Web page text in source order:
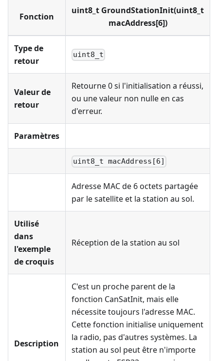
Fonction
uint8_t GroundStationInit(uint8_t
macAddress[6])
Type de
retour
uint8_t
Valeur de
retour
Retourne 0 si l'initialisation a réussi,
ou une valeur non nulle en cas
d'erreur.
Paramètres
uint8_t macAddress[6]
Adresse MAC de 6 octets partagée
par le satellite et la station au sol.
Utilisé
dans
l'exemple
de croquis
Réception de la station au sol
Description
C'est un proche parent de la
fonction CanSatInit, mais elle
nécessite toujours l'adresse MAC.
Cette fonction initialise uniquement
la radio, pas d'autres systèmes. La
station au sol peut être n'importe